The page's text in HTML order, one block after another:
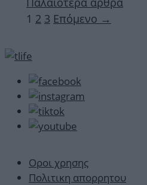
Σελίδα
1 Σελίδα
2 Σελίδα
3 Επόμενο →
Οροι χρησης
Πολιτικη απορρητου